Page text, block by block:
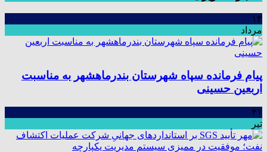
۱۳
مرداد
پیام فرمانده سپاه شهرستان بندرماهشهر به مناسبت
اربعین حسینی
۳۱
تیر